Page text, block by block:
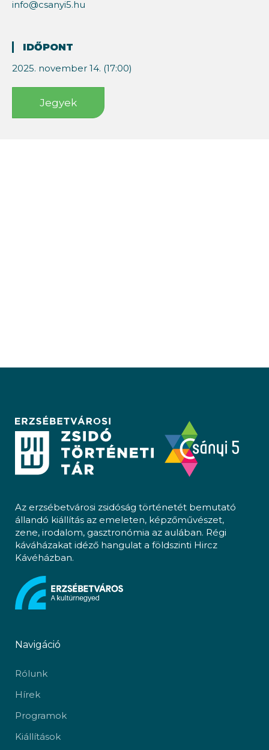
info@csanyi5.hu
IDŐPONT
2025. november 14. (17:00)
Jegyek
Az erzsébetvárosi zsidóság történetét bemutató
állandó kiállítás az emeleten, képzőművészet,
zene, irodalom, gasztronómia az aulában. Régi
káváházakat idéző hangulat a földszinti Hircz
Kávéházban.
Navigáció
Rólunk
Hírek
Programok
Kiállítások